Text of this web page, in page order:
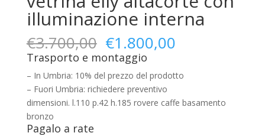
illuminazione interna
€3.700,00 Il
prezzo
originale
era:
€3.700,00.
€1.800,00Il
attuale
è:
€1.800,00.
Trasporto e montaggio
– In Umbria: 10% del prezzo del prodotto
– Fuori Umbria: richiedere preventivo
dimensioni. l.110 p.42 h.185 rovere caffe basamento
bronzo
Pagalo a rate